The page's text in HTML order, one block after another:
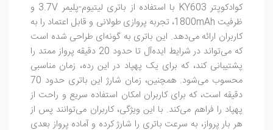
کوادکوپتر KY603 با استفاده از باتری لیتیوم-پلیمر 3.7V و
ظرفیت 1800mAh، تجربه پروازی طولانی و قابل اعتماد را به
کاربران ارائه می‌دهد. این باتری به گونه‌ای طراحی شده است
که می‌تواند در شرایط ایده‌آل تا حدود 20 دقیقه پرواز ممتد را
پشتیبانی کند، که برای یک پهپاد در این رده، زمان مناسبی
محسوب می‌شود. همچنین، زمان شارژ این باتری حدود 70
دقیقه است، که برای کاربران امکان استفاده سریع و راحت از
پهپاد را فراهم می‌کند. با این ویژگی، کاربران می‌توانند پس از
هر بار پرواز، به سرعت باتری را شارژ کرده و آماده پرواز بعدی